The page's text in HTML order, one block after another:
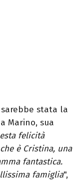
stata la
Marino, sua
felicità
è Cristina, una
fantastica.
famiglia",